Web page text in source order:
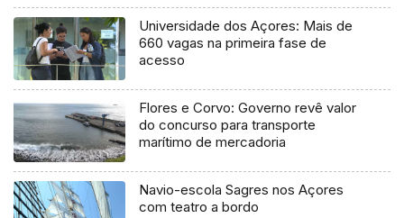
Universidade dos Açores: Mais de
660 vagas na primeira fase de
acesso
Flores e Corvo: Governo revê valor
do concurso para transporte
marítimo de mercadoria
Navio-escola Sagres nos Açores
com teatro a bordo